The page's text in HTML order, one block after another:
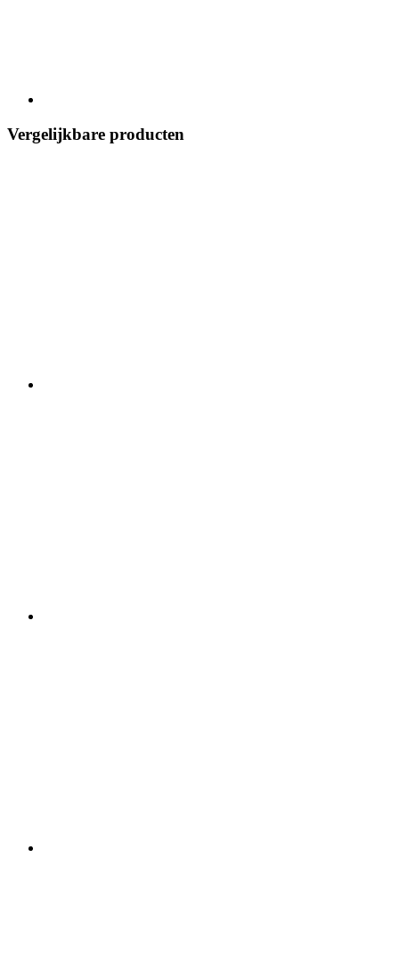
Vergelijkbare producten